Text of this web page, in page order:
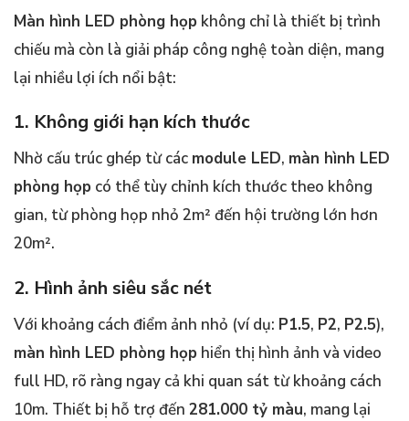
Màn hình LED phòng họp không chỉ là thiết bị trình
chiếu mà còn là giải pháp công nghệ toàn diện, mang
lại nhiều lợi ích nổi bật:
1. Không giới hạn kích thước
Nhờ cấu trúc ghép từ các module LED, màn hình LED
phòng họp có thể tùy chỉnh kích thước theo không
gian, từ phòng họp nhỏ 2m² đến hội trường lớn hơn
20m².
2. Hình ảnh siêu sắc nét
Với khoảng cách điểm ảnh nhỏ (ví dụ: P1.5, P2, P2.5),
màn hình LED phòng họp hiển thị hình ảnh và video
full HD, rõ ràng ngay cả khi quan sát từ khoảng cách
10m. Thiết bị hỗ trợ đến 281.000 tỷ màu, mang lại